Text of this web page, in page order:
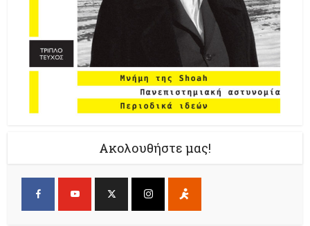
Ακολουθήστε μας!